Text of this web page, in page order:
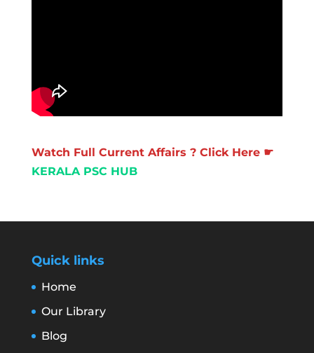
Watch Full Current Affairs ? Click Here ☛
KERALA PSC HUB
Quick links
Home
Our Library
Blog